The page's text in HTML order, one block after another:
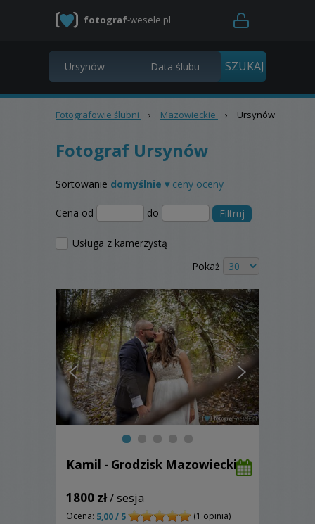
fotograf-wesele.pl
Fotografowie ślubni › Mazowieckie › Ursynów
Fotograf Ursynów
Sortowanie domyślnie ▾ ceny oceny
Cena od do Filtruj
Usługa z kamerzystą
Pokaż
Kamil - Grodzisk Mazowiecki
1800 zł/ sesja
Ocena: 5,00 / 5
(1 opinia)